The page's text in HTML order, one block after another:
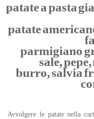
patate a pasta
patate
parmigiano
sale,
burro, salvia
Avvolgere le patate nella